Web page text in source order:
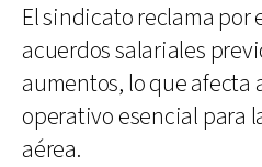
El sindicato reclama
acuerdos salariales
aumentos, lo que afecta
operativo esencial para
aérea.